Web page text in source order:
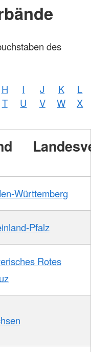
des
H I J K
L
T U V W
X
Württemberg
Pfalz
Rotes